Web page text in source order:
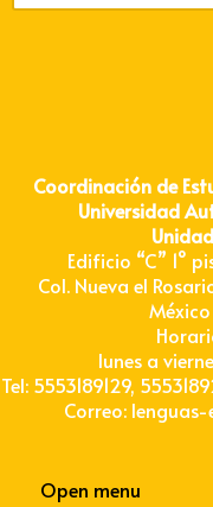
Coordinación de
Universidad
Edificio “C” 1°
Col. Nueva el
México
lunes a
Tel: 5553189129,
Correo:
Open menu